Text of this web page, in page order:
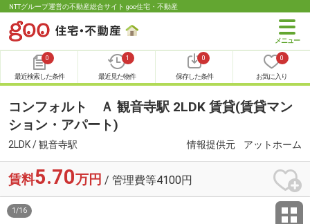
NTTグループ運営の不動産総合サイト goo住宅・不動産
0
最近検索した条件
1
最近見た物件
0
保存した条件
0
お気に入り
コンフォルト Ａ 観音寺駅 2LDK 賃貸(賃貸マン
ション・アパート)
2LDK / 観音寺駅 情報提供元 アットホーム
賃料5.70万円 / 管理費等4100円
1 /16